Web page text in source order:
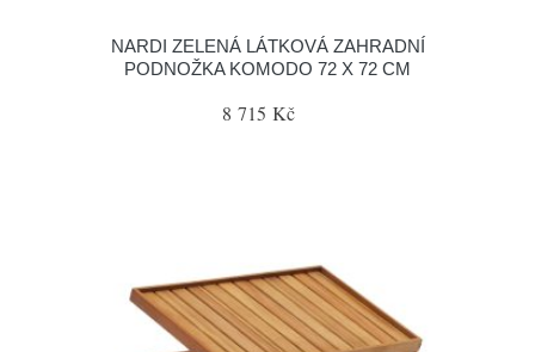
NARDI ZELENÁ LÁTKOVÁ ZAHRADNÍ
PODNOŽKA KOMODO 72 X 72 CM
8 715 Kč